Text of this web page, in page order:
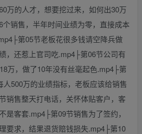
万的人才，想要挖过来，如何出30万
销售，半年时间业绩为零，直接成本
第05节老板花很多钱请空降兵做
，还惹上官司吃.mp4├第06节公司有
万，做了10年没有丝毫起色.mp4├第
人500万的业绩指标，老板应该给销售
销售整天打电话，关怀体贴客户，客
是客套.mp4├第09节销售为了签约，
要求，结果退货赔钱损失.mp4├第10